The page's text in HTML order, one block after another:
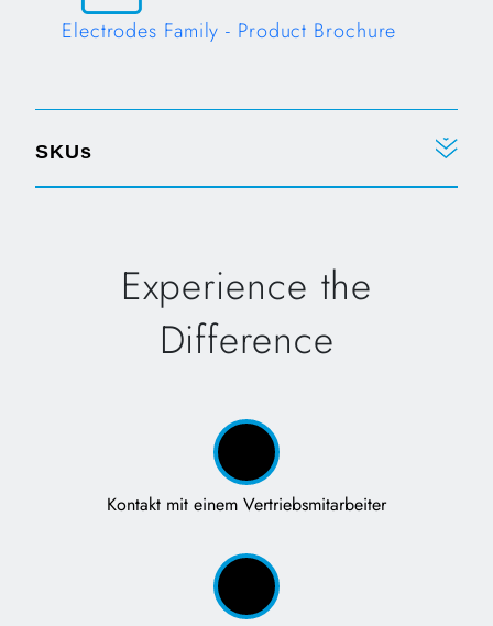
Electrodes Family - Product Brochure
SKUs
Experience the
Difference
Kontakt mit einem Vertriebsmitarbeiter